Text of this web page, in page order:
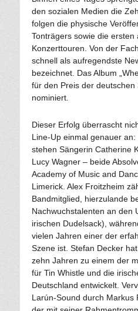
den sozialen Medien die
folgen die physische
Tonträgers sowie die ersten
Konzerttouren. Von der
schnell als aufregendste
bezeichnet. Das Album
für den Preis der deutschen
nominiert.
Dieser Erfolg überrascht
Line-Up einmal genauer
stehen Sängerin Catherine
Lucy Wagner – beide
Academy of Music and
Limerick. Alex Froitzheim
Bandmitglied, hierzulande
Nachwuchstalenten an den
irischen Dudelsack),
vielen Jahren einer der
Szene ist. Stefan Decker
zehn Jahren zu einem der
für Tin Whistle und die
Deutschland entwickelt.
Larún-Sound durch Markus